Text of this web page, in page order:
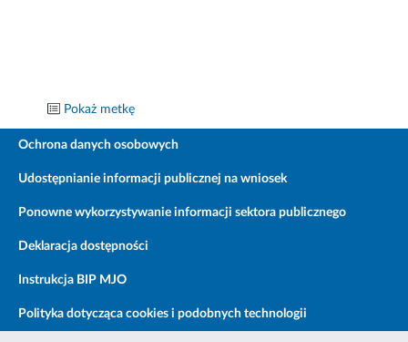
Pokaż metkę
Ochrona danych osobowych
Udostępnianie informacji publicznej na wniosek
Ponowne wykorzystywanie informacji sektora publicznego
Deklaracja dostępności
Instrukcja BIP MJO
Polityka dotycząca cookies i podobnych technologii